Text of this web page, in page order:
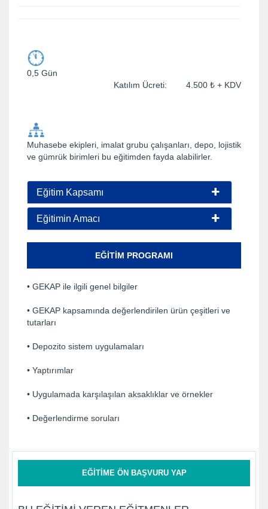
0,5 Gün
Katılım Ücreti: 4.500 ₺ + KDV
Muhasebe ekipleri, imalat grubu çalışanları, depo, lojistik
ve gümrük birimleri bu eğitimden fayda alabilirler.
Eğitim Kapsamı
Eğitimin Amacı
EĞITIM PROGRAMI
• GEKAP ile ilgili genel bilgiler
• GEKAP kapsamında değerlendirilen ürün çeşitleri ve
tutarları
• Depozito sistem uygulamaları
• Yaptırımlar
• Uygulamada karşılaşılan aksaklıklar ve örnekler
• Değerlendirme soruları
EĞITIME ÖN BAŞVURU YAP